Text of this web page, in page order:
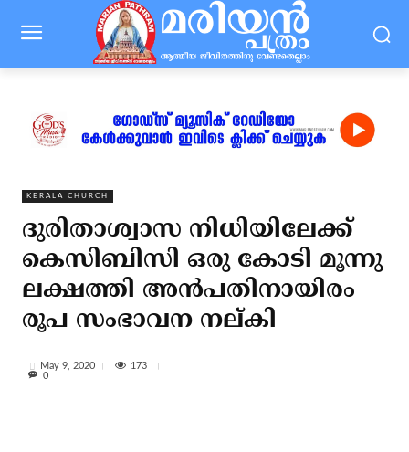
KERALA CHURCH
ദുരിതാശ്വാസ നിധിയിലേക്ക്
കെസിബിസി ഒരു കോടി മൂന്നു
ലക്ഷത്തി അന്‍പതിനായിരം
രൂപ സംഭാവന നല്കി
May 9, 2020
173
0